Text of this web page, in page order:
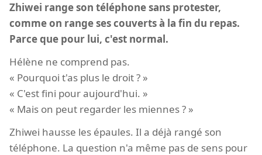
Zhiwei range son téléphone sans protester,
comme on range ses couverts à la fin du repas.
Parce que pour lui, c'est normal.
Hélène ne comprend pas.
« Pourquoi t'as plus le droit ? »
« C'est fini pour aujourd'hui. »
« Mais on peut regarder les miennes ? »
Zhiwei hausse les épaules. Il a déjà rangé son
téléphone. La question n'a même pas de sens pour